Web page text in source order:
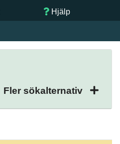
Hjälp
Fler sökalternativ